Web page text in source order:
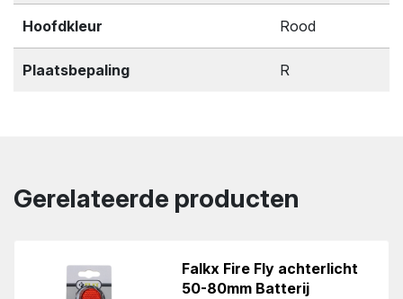
Hoofdkleur Rood
Plaatsbepaling R
Gerelateerde producten
Falkx Fire Fly achterlicht
50-80mm Batterij